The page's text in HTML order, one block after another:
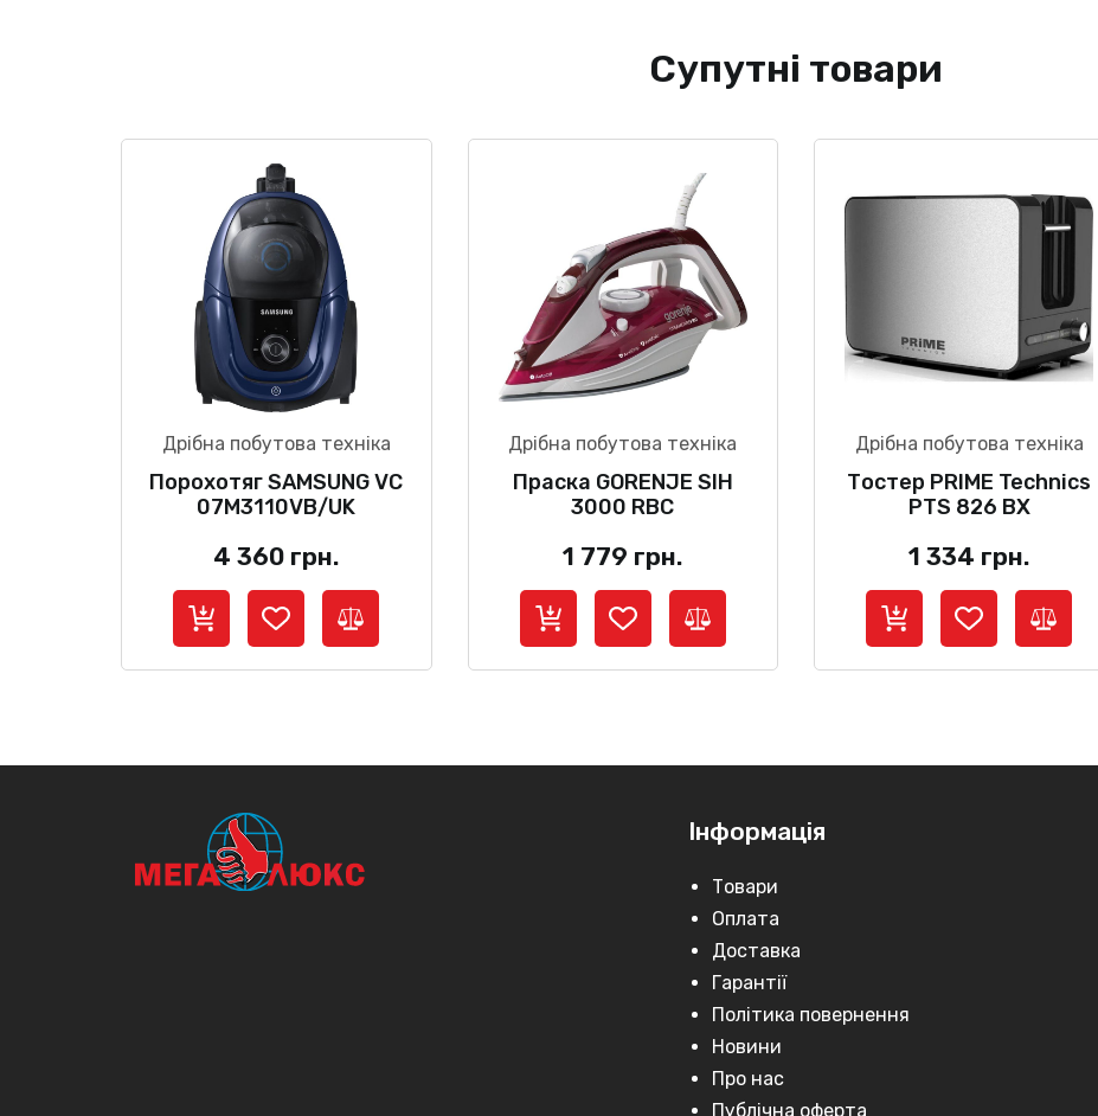
Супутні товари
Дрібна побутова техніка
Порохотяг SAMSUNG VC
07M3110VB/UK
4 360 грн.
Дрібна побутова техніка
Праска GORENJE SIH
3000 RBC
1 779 грн.
Дрібна побутова техніка
Тостер PRIME Technics
PTS 826 BX
1 334 грн.
Інформація
Товари
Оплата
Доставка
Гарантії
Політика повернення
Новини
Про нас
Публічна оферта